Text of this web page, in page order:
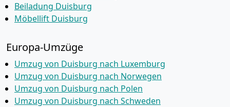
Beiladung Duisburg
Möbellift Duisburg
Europa-Umzüge
Umzug von Duisburg nach Luxemburg
Umzug von Duisburg nach Norwegen
Umzug von Duisburg nach Polen
Umzug von Duisburg nach Schweden